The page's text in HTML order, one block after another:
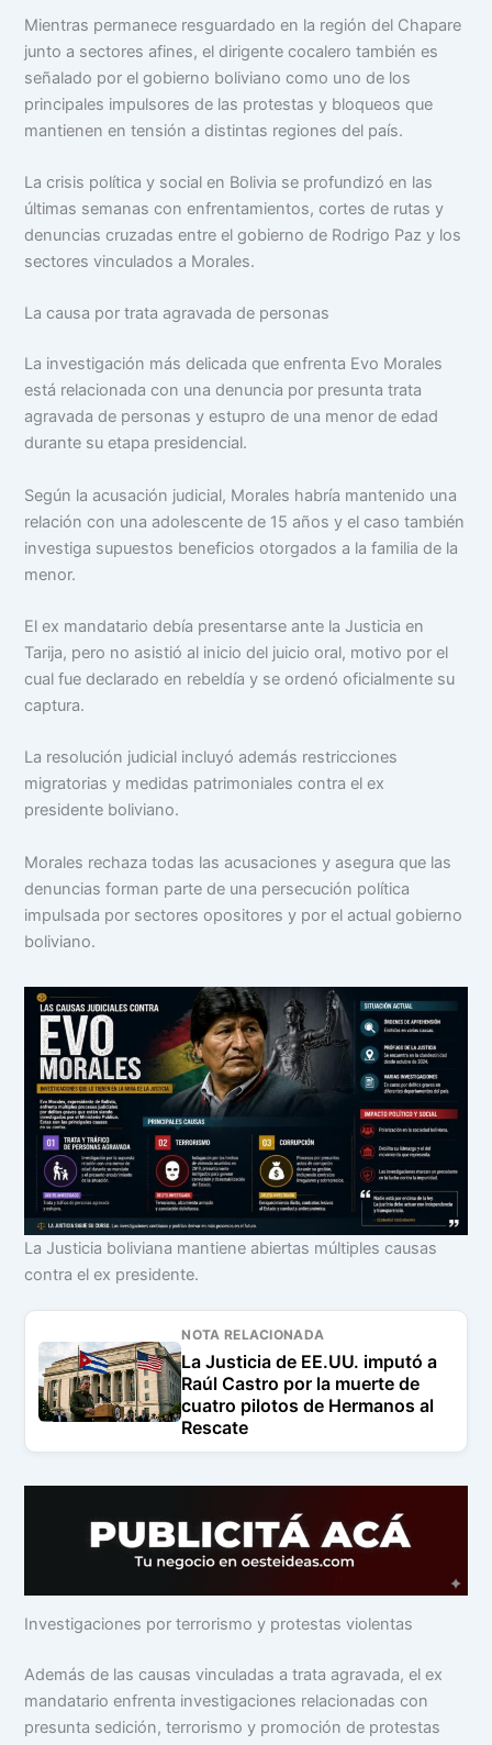
Mientras permanece resguardado en la región del Chapare
junto a sectores afines, el dirigente cocalero también es
señalado por el gobierno boliviano como uno de los
principales impulsores de las protestas y bloqueos que
mantienen en tensión a distintas regiones del país.
La crisis política y social en Bolivia se profundizó en las
últimas semanas con enfrentamientos, cortes de rutas y
denuncias cruzadas entre el gobierno de Rodrigo Paz y los
sectores vinculados a Morales.
La causa por trata agravada de personas
La investigación más delicada que enfrenta Evo Morales
está relacionada con una denuncia por presunta trata
agravada de personas y estupro de una menor de edad
durante su etapa presidencial.
Según la acusación judicial, Morales habría mantenido una
relación con una adolescente de 15 años y el caso también
investiga supuestos beneficios otorgados a la familia de la
menor.
El ex mandatario debía presentarse ante la Justicia en
Tarija, pero no asistió al inicio del juicio oral, motivo por el
cual fue declarado en rebeldía y se ordenó oficialmente su
captura.
La resolución judicial incluyó además restricciones
migratorias y medidas patrimoniales contra el ex
presidente boliviano.
Morales rechaza todas las acusaciones y asegura que las
denuncias forman parte de una persecución política
impulsada por sectores opositores y por el actual gobierno
boliviano.
La Justicia boliviana mantiene abiertas múltiples causas
contra el ex presidente.
NOTA RELACIONADA
La Justicia de EE.UU. imputó a
Raúl Castro por la muerte de
cuatro pilotos de Hermanos al
Rescate
Investigaciones por terrorismo y protestas violentas
Además de las causas vinculadas a trata agravada, el ex
mandatario enfrenta investigaciones relacionadas con
presunta sedición, terrorismo y promoción de protestas